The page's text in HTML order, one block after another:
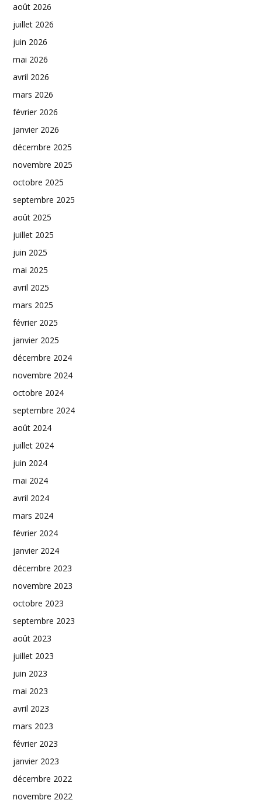
août 2026
juillet 2026
juin 2026
mai 2026
avril 2026
mars 2026
février 2026
janvier 2026
décembre 2025
novembre 2025
octobre 2025
septembre 2025
août 2025
juillet 2025
juin 2025
mai 2025
avril 2025
mars 2025
février 2025
janvier 2025
décembre 2024
novembre 2024
octobre 2024
septembre 2024
août 2024
juillet 2024
juin 2024
mai 2024
avril 2024
mars 2024
février 2024
janvier 2024
décembre 2023
novembre 2023
octobre 2023
septembre 2023
août 2023
juillet 2023
juin 2023
mai 2023
avril 2023
mars 2023
février 2023
janvier 2023
décembre 2022
novembre 2022